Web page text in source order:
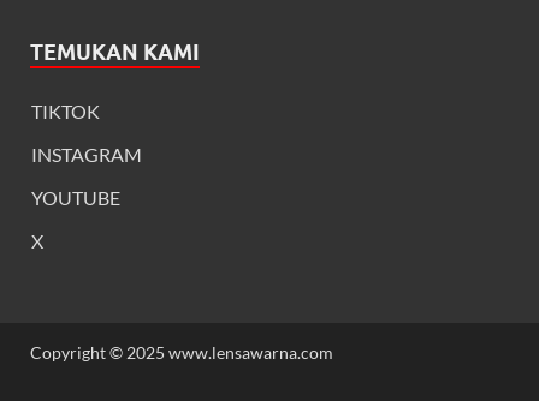
TEMUKAN KAMI
TIKTOK
INSTAGRAM
YOUTUBE
X
Copyright © 2025 www.lensawarna.com